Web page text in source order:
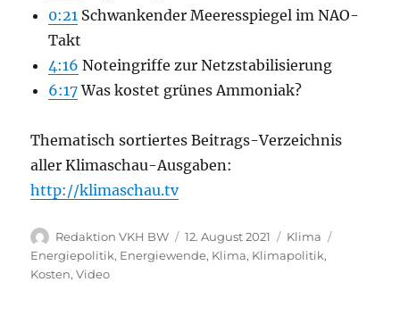
0:21 Schwankender Meeresspiegel im NAO-
Takt
4:16 Noteingriffe zur Netzstabilisierung
6:17Was kostet grünes Ammoniak?
Thematisch sortiertes Beitrags-Verzeichnis
aller Klimaschau-Ausgaben:
http://klimaschau.tv
Autor
Redaktion VKH BW
Veröffentlicht
am
12. August 2021 Kategorien
Klima
Energiepolitik, Energiewende, Klima, Klimapolitik,
Kosten,Video